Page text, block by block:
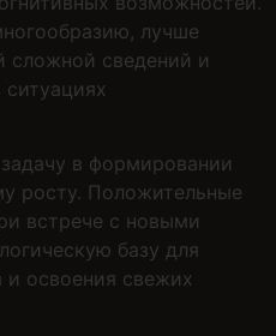
лучше
сложной сведений и
в формировании
росту. Положительные
встрече с новыми
базу для
освоения свежих